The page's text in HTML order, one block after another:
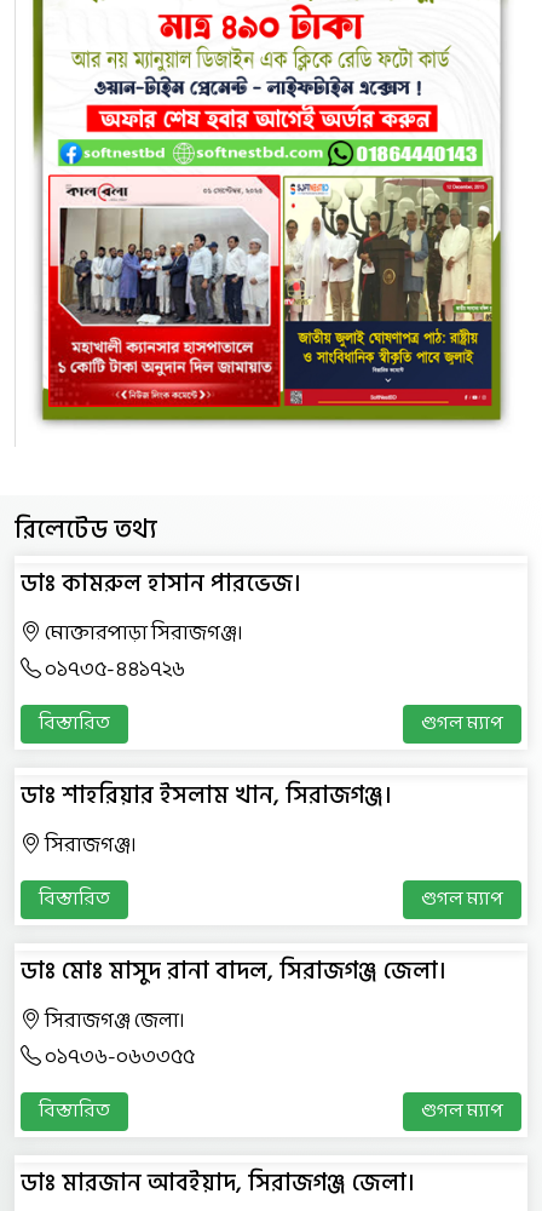
রিলেটেড তথ্য
ডাঃ কামরুল হাসান পারভেজ।
মোক্তারপাড়া সিরাজগঞ্জ।
০১৭৩৫-৪৪১৭২৬
বিস্তারিত গুগল ম্যাপ
ডাঃ শাহরিয়ার ইসলাম খান, সিরাজগঞ্জ।
সিরাজগঞ্জ।
বিস্তারিত গুগল ম্যাপ
ডাঃ মোঃ মাসুদ রানা বাদল, সিরাজগঞ্জ জেলা।
সিরাজগঞ্জ জেলা।
০১৭৩৬-০৬৩৩৫৫
বিস্তারিত গুগল ম্যাপ
ডাঃ মারজান আবইয়াদ, সিরাজগঞ্জ জেলা।